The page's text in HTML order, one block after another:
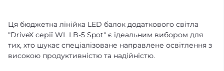
Ця бюджетна лінійка LED балок додаткового світла
"DriveX серії WL LB-5 Spot" є ідеальним вибором для
тих, хто шукає спеціалізоване направлене освітлення з
високою продуктивністю та надійністю.